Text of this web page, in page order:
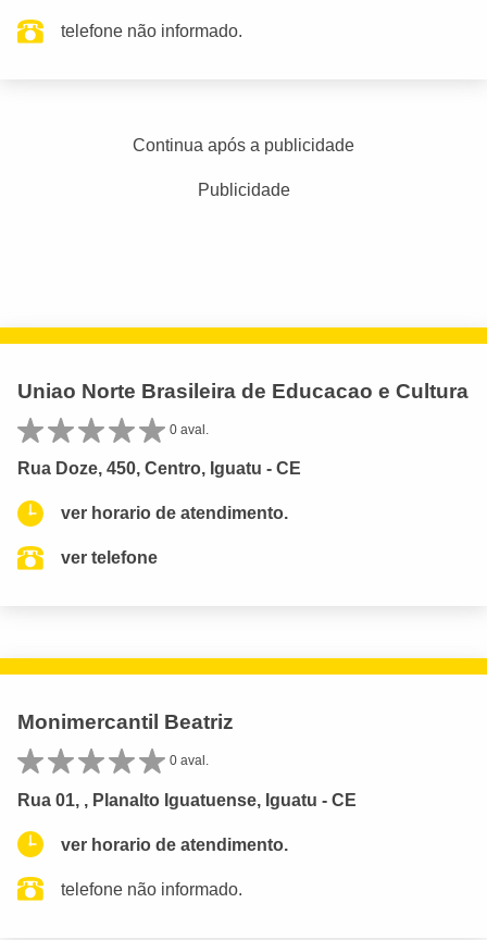
telefone não informado.
Continua após a publicidade
Publicidade
Uniao Norte Brasileira de Educacao e Cultura
0 aval.
Rua Doze, 450, Centro, Iguatu - CE
ver horario de atendimento.
ver telefone
Monimercantil Beatriz
0 aval.
Rua 01, , Planalto Iguatuense, Iguatu - CE
ver horario de atendimento.
telefone não informado.